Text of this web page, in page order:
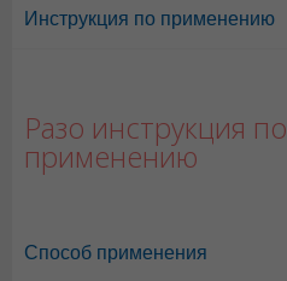
Инструкция по применению
Разо инструкция по
применению
Способ применения